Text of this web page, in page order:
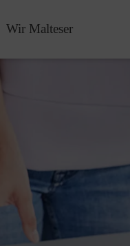
Wir Malteser